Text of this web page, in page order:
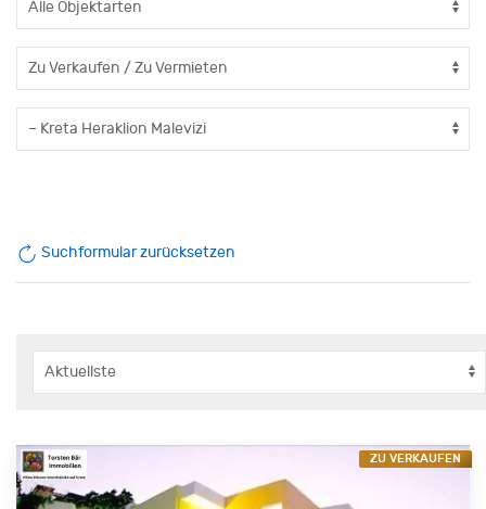
Suchformular zurücksetzen
ZU VERKAUFEN